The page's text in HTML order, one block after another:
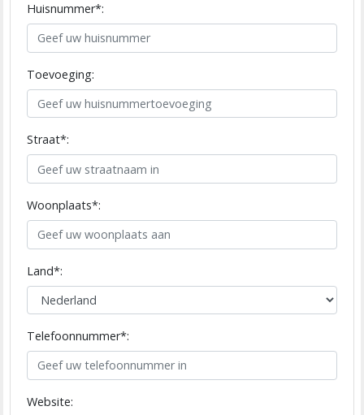
Huisnummer*:
Toevoeging:
Straat*:
Woonplaats*:
Land*:
Telefoonnummer*:
Website: